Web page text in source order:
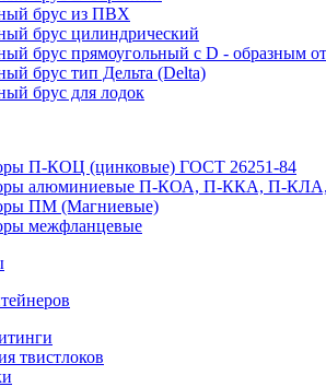
брус из ПВХ
брус цилиндрический
брус прямоугольный с D - образным
брус тип Дельта (Delta)
брус для лодок
П-КОЦ (цинковые) ГОСТ 26251-84
алюминиевые П-КОА, П-ККА, П-
ПМ (Магниевые)
межфланцевые
твистлоков